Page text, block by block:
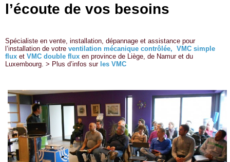
l’écoute de vos besoins
Spécialiste en vente, installation, dépannage et assistance pour
l’installation de votreventilation mécanique contrôlée,
VMC simple
flux etVMC double flux en province de Liège, de Namur et du
Luxembourg. > Plus d’infos sur les VMC